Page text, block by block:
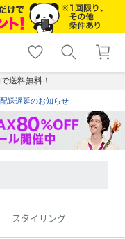
shopping_cart lock_outline
ログイン
送料無料！
送遅延のお知らせ
スタイリング